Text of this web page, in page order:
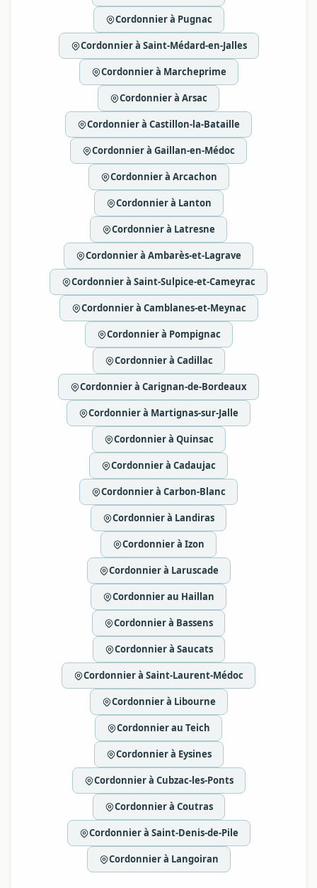
Cordonnier à Pugnac
Cordonnier à Saint-Médard-en-Jalles
Cordonnier à Marcheprime
Cordonnier à Arsac
Cordonnier à Castillon-la-Bataille
Cordonnier à Gaillan-en-Médoc
Cordonnier à Arcachon
Cordonnier à Lanton
Cordonnier à Latresne
Cordonnier à Ambarès-et-Lagrave
Cordonnier à Saint-Sulpice-et-Cameyrac
Cordonnier à Camblanes-et-Meynac
Cordonnier à Pompignac
Cordonnier à Cadillac
Cordonnier à Carignan-de-Bordeaux
Cordonnier à Martignas-sur-Jalle
Cordonnier à Quinsac
Cordonnier à Cadaujac
Cordonnier à Carbon-Blanc
Cordonnier à Landiras
Cordonnier à Izon
Cordonnier à Laruscade
Cordonnier au Haillan
Cordonnier à Bassens
Cordonnier à Saucats
Cordonnier à Saint-Laurent-Médoc
Cordonnier à Libourne
Cordonnier au Teich
Cordonnier à Eysines
Cordonnier à Cubzac-les-Ponts
Cordonnier à Coutras
Cordonnier à Saint-Denis-de-Pile
Cordonnier à Langoiran